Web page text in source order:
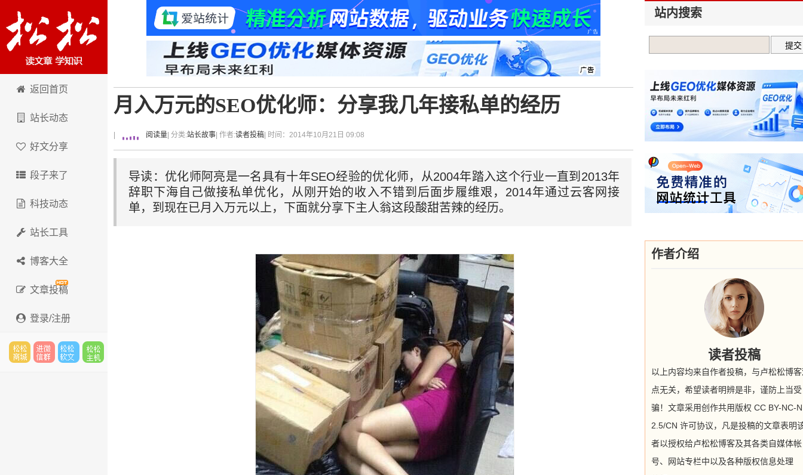
卢松松博客
返回首页
站长动态
好文分享
段子来了
科技动态
站长工具
博客大全
文章投稿
登录/注册
月入万元的SEO优化师：分享我几年接私单的经历
阅读量 | 分类:站长故事 | 作者:读者投稿 | 时间：2014年10月21日 09:08
导读：优化师阿亮是一名具有十年SEO经验的优化师，从2004年踏入这个行业一直到2013年
辞职下海自己做接私单优化，从刚开始的收入不错到后面步履维艰，2014年通过云客网接
单，到现在已月入万元以上，下面就分享下主人翁这段酸甜苦辣的经历。
站内搜索
作者介绍
读者投稿
以上内容均来自作者投稿，与卢松松博
点无关，希望读者明辨是非，谨防上当受
骗！文章采用创作共用版权 CC BY-NC-
2.5/CN 许可协议，凡是投稿的文章表明
者以授权给卢松松博客及其各类自媒体帐
号、网站专栏中以及各种版权信息处理